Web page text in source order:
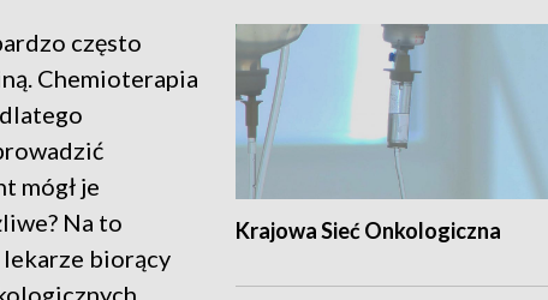
Krajowa Sieć Onkologiczna
często
Chemioterapia
mógł je
Na to
biorący